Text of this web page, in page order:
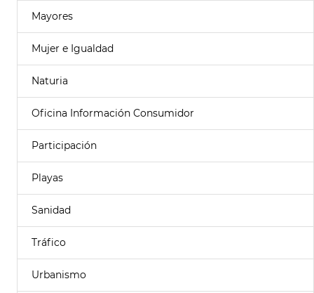
Mayores
Mujer e Igualdad
Naturia
Oficina Información Consumidor
Participación
Playas
Sanidad
Tráfico
Urbanismo